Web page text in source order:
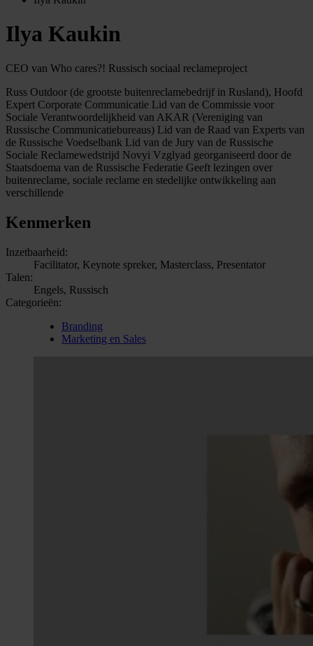
Ilya Kaukin
CEO van Who cares?! Russisch sociaal reclameproject
Russ Outdoor (de grootste buitenreclamebedrijf in Rusland), Hoofd
Expert Corporate Communicatie Lid van de Commissie voor
Sociale Verantwoordelijkheid van AKAR (Vereniging van
Russische Communicatiebureaus) Lid van de Raad van Experts van
de Russische Voedselbank Lid van de Jury van de Russische
Sociale Reclamewedstrijd Novyi Vzglyad georganiseerd door de
Staatsdoema van de Russische Federatie Geeft lezingen over
buitenreclame, sociale reclame en stedelijke ontwikkeling aan
verschillende
Kenmerken
Inzetbaarheid:
Facilitator, Keynote spreker, Masterclass, Presentator
Talen:
Engels, Russisch
Categorieën:
Branding
Marketing en Sales